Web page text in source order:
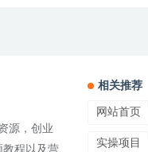
源，创业
教程以及营
相关推荐
网站首页
实操项目